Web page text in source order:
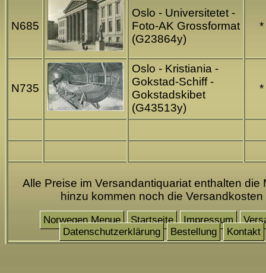
N685
Oslo - Universitetet -
Foto-AK Grossformat
(G23864y)
*
N735
Oslo - Kristiania -
Gokstad-Schiff -
Gokstadskibet
(G43513y)
*
Alle Preise im Versandantiquariat enthalten die
hinzu kommen noch die Versandkosten
Norwegen Menue Startseite Impressum
Datenschutzerklärung
Bestellung Kontakt